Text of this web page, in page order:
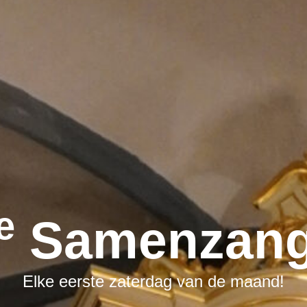
Elke eerste zaterdag van de maand!